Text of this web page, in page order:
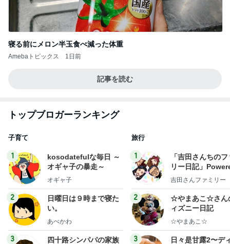
寝る前にメロン半玉食べ減った体重
Amebaトピックス 1日前
記事を読む
トップブロガーランキング
子育て
1
kosodatefulな毎日 ～
オギャ子の暴走～
オギャ子
2
日曜日は９時まで寝た
い。
あべかわ
3 四十路シンパパの家族
旅行
1
「吉田さんちの
リー日記」
y Ameba 吉田さ
ログ
吉田さんファミリー
2
☆やまあこ☆さん
ィズニー日記
☆やまあこ☆
3 日々是甘露2〜デ